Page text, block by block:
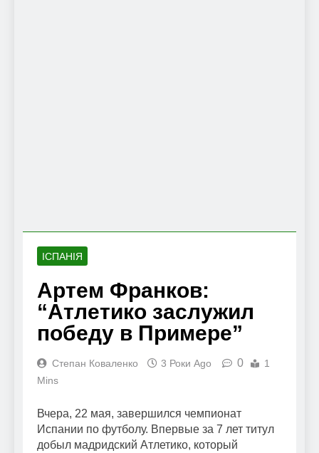
ІСПАНІЯ
Артем Франков:
“Атлетико заслужил
победу в Примере”
Степан Коваленко 3 Роки Ago 0
1
Mins
Вчера, 22 мая, завершился чемпионат
Испании по футболу. Впервые за 7 лет титул
добыл мадридский Атлетико, который